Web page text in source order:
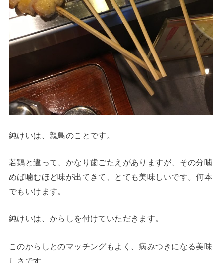
純けいは、親鳥のことです。
若鶏と違って、かなり歯ごたえがありますが、その分噛
めば噛むほど味が出てきて、とても美味しいです。何本
でもいけます。
純けいは、からしを付けていただきます。
このからしとのマッチングもよく、病みつきになる美味
しさです。